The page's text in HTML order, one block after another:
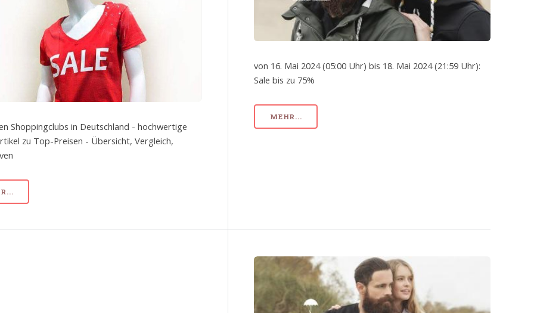
Shoppingclubs in Deutschland - hochwertige
zu Top-Preisen - Übersicht, Vergleich,
von 16. Mai 2024 (05:00 Uhr) bis 18. Mai 2024 (21:59 Uhr):
Sale bis zu 75%
MEHR...